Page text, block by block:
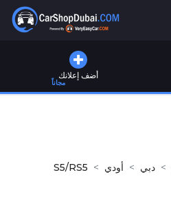
أضف إعلانك
مجاناً
دبي أودي S5/RS5